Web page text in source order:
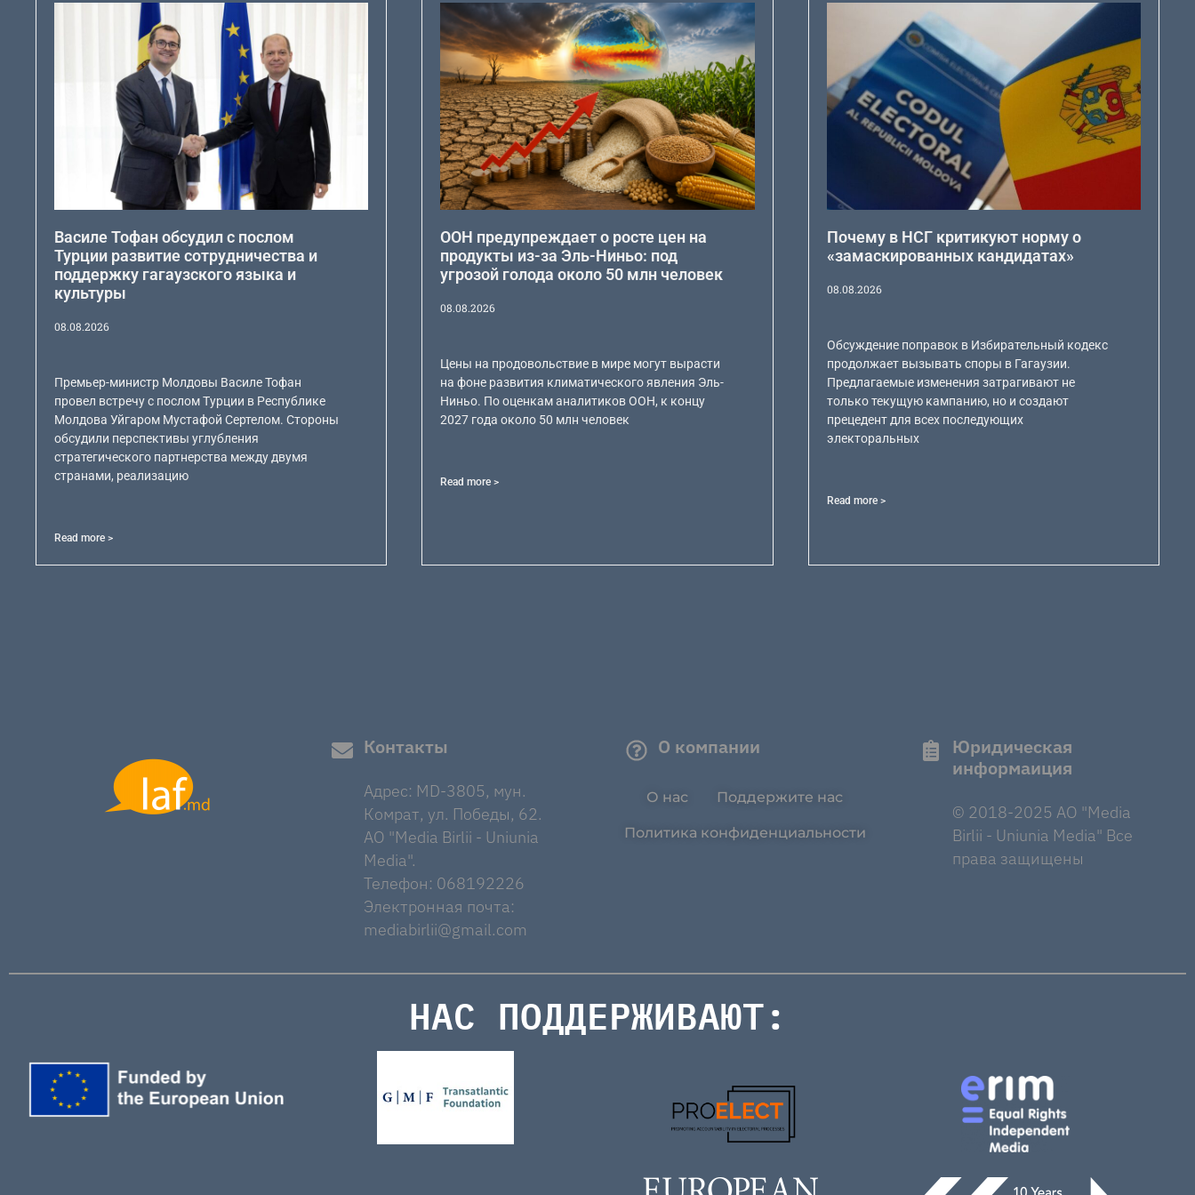
Василе Тофан обсудил с послом
Турции развитие сотрудничества и
поддержку гагаузского языка и
культуры
08.08.2026
Премьер-министр Молдовы Василе Тофан
провел встречу с послом Турции в Республике
Молдова Уйгаром Мустафой Сертелом. Стороны
обсудили перспективы углубления
стратегического партнерства между двумя
странами, реализацию
Read more >
ООН предупреждает о росте цен на
продукты из-за Эль-Ниньо: под
угрозой голода около 50 млн человек
08.08.2026
Цены на продовольствие в мире могут вырасти
на фоне развития климатического явления Эль-
Ниньо. По оценкам аналитиков ООН, к концу
2027 года около 50 млн человек
Read more >
Почему в НСГ критикуют норму о
«замаскированных кандидатах»
08.08.2026
Обсуждение поправок в Избирательный кодекс
продолжает вызывать споры в Гагаузии.
Предлагаемые изменения затрагивают не
только текущую кампанию, но и создают
прецедент для всех последующих
электоральных
Read more >
Контакты
Адрес: MD-3805, мун.
Комрат, ул. Победы, 62.
AO "Media Birlii - Uniunia
Media".
Телефон: 068192226
Электронная почта:
mediabirlii@gmail.com
О компании
О нас Поддержите нас
Политика конфиденциальности
Юридическая
информаиция
© 2018-2025 AO "Media
Birlii - Uniunia Media" Все
права защищены
НАС ПОДДЕРЖИВАЮТ: